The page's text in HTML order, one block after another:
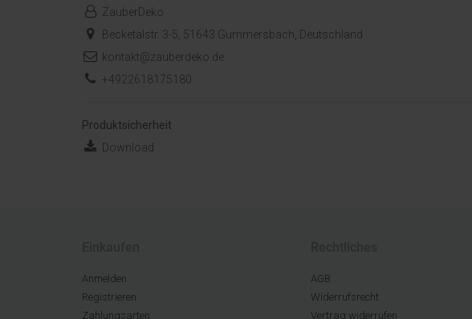
ZauberDeko
Becketalstr. 3-5, 51643 Gummersbach, Deutschland
kontakt@zauberdeko.de
+4922618175180
Produktsicherheit
Download
Anmelden
Registrieren
Zahlungsarten
AGB
Widerrufsrecht
Vertrag widerrufen